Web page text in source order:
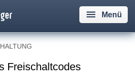
Menü
Freischaltcodes